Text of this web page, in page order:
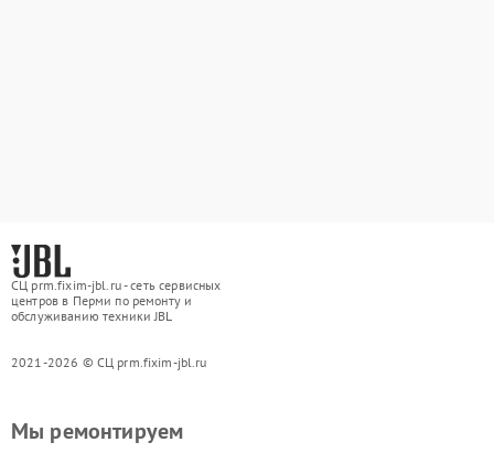
СЦ prm.fixim-jbl.ru - сеть сервисных
центров в Перми по ремонту и
обслуживанию техники JBL
2021-2026 © СЦ prm.fixim-jbl.ru
Мы ремонтируем